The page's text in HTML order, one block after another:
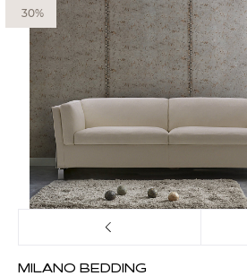
Ковры
Мебель
Свет
Акции
30%
MILANO BEDDING